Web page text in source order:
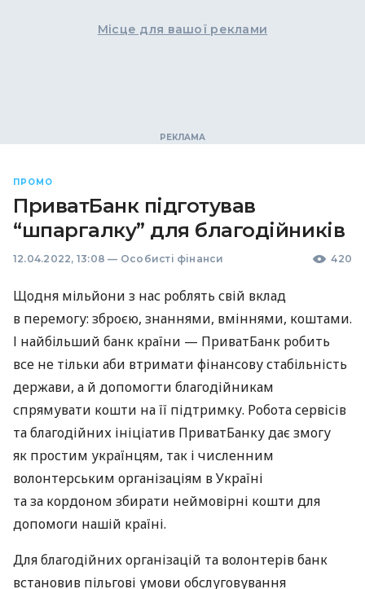
Місце для вашої реклами
ПРОМО
ПриватБанк підготував
“шпаргалку” для благодійників
12.04.2022, 13:08 — Особисті фінанси 420
Щодня мільйони з нас роблять свій вклад
в перемогу: зброєю, знаннями, вміннями, коштами.
І найбільший банк країни — ПриватБанк робить
все не тільки аби втримати фінансову стабільність
держави, а й допомогти благодійникам
спрямувати кошти на її підтримку. Робота сервісів
та благодійних ініціатив ПриватБанку дає змогу
як простим українцям, так і численним
волонтерським організаціям в Україні
та за кордоном збирати неймовірні кошти для
допомоги нашій країні.
Для благодійних організацій та волонтерів банк
встановив пільгові умови обслуговування